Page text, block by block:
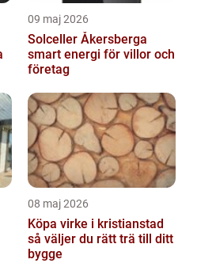
09 maj 2026
Solceller Åkersberga
smart energi för villor och
företag
08 maj 2026
Köpa virke i kristianstad
så väljer du rätt trä till ditt
bygge